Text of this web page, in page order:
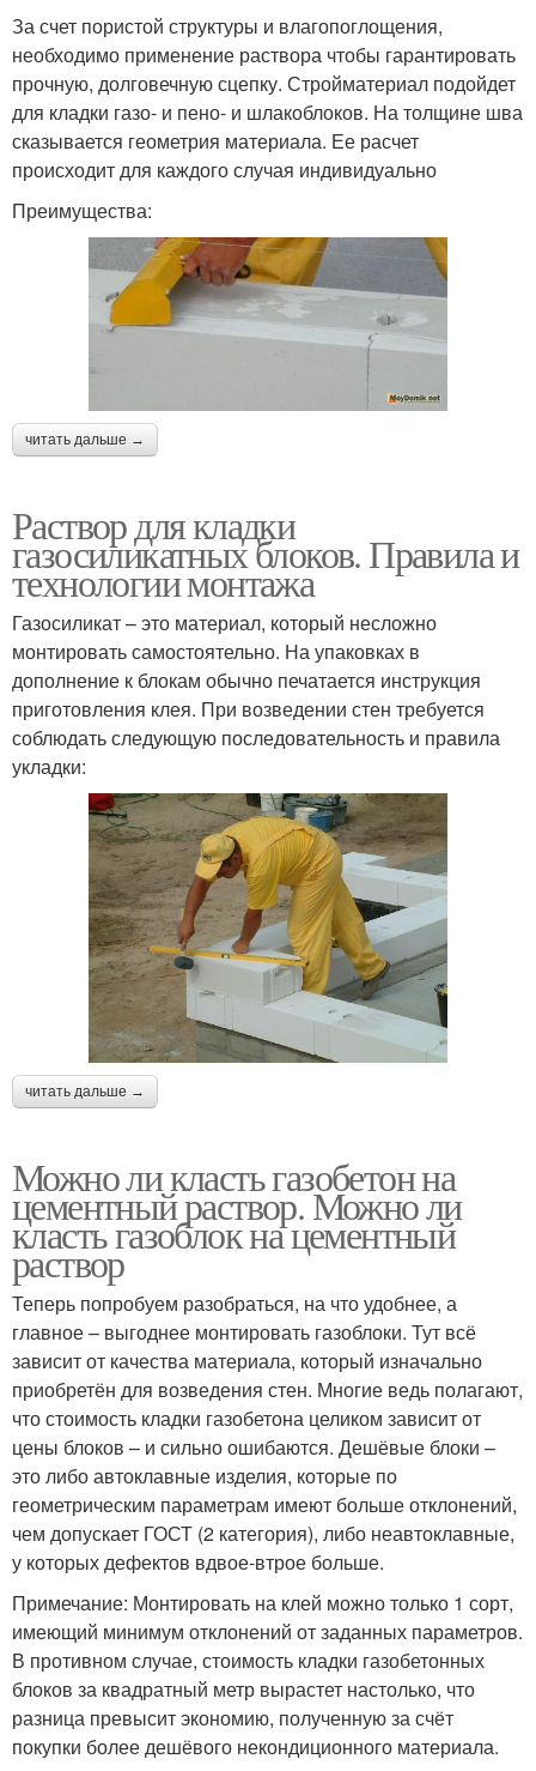
За счет пористой структуры и влагопоглощения,
необходимо применение раствора чтобы гарантировать
прочную, долговечную сцепку. Стройматериал подойдет
для кладки газо- и пено- и шлакоблоков. На толщине шва
сказывается геометрия материала. Ее расчет
происходит для каждого случая индивидуально
Преимущества:
читать дальше →
Раствор для кладки
газосиликатных блоков. Правила и
технологии монтажа
Газосиликат – это материал, который несложно
монтировать самостоятельно. На упаковках в
дополнение к блокам обычно печатается инструкция
приготовления клея. При возведении стен требуется
соблюдать следующую последовательность и правила
укладки:
читать дальше →
Можно ли класть газобетон на
цементный раствор. Можно ли
класть газоблок на цементный
раствор
Теперь попробуем разобраться, на что удобнее, а
главное – выгоднее монтировать газоблоки. Тут всё
зависит от качества материала, который изначально
приобретён для возведения стен. Многие ведь полагают,
что стоимость кладки газобетона целиком зависит от
цены блоков – и сильно ошибаются. Дешёвые блоки –
это либо автоклавные изделия, которые по
геометрическим параметрам имеют больше отклонений,
чем допускает ГОСТ (2 категория), либо неавтоклавные,
у которых дефектов вдвое-втрое больше.
Примечание: Монтировать на клей можно только 1 сорт,
имеющий минимум отклонений от заданных параметров.
В противном случае, стоимость кладки газобетонных
блоков за квадратный метр вырастет настолько, что
разница превысит экономию, полученную за счёт
покупки более дешёвого некондиционного материала.